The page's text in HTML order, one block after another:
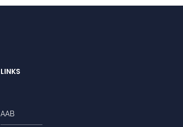
LINKS
AAB